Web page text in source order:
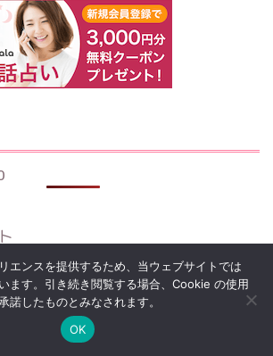
だけを取り入れる鏡の形や向き 置き方
Townlifeより
エンスを提供するため、当ウェブサイトでは
ます。引き続き閲覧する場合、Cookie の使用
諾したものとみなされます。
OK